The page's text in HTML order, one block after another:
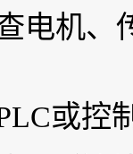
电机、
或控